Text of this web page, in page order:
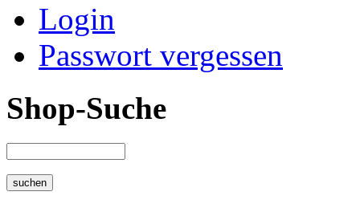
Login
Passwort vergessen
Shop-Suche